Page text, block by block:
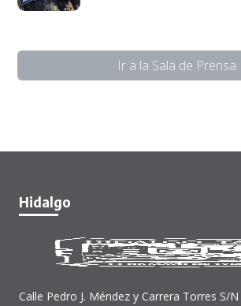
Ir a la Sala de Prensa
Hidalgo
Calle Pedro J. Méndez y Carrera Torres S/